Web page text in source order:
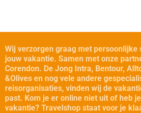
Wij verzorgen graag met persoonlijke
jouw vakantie. Samen met onze
Corendon. De Jong Intra, Bentour,
&Olives en nog vele andere
reisorganisaties, vinden wij de
past. Kom je er online niet uit of heb
vakantie? Travelshop staat voor je